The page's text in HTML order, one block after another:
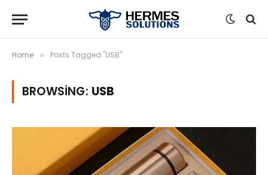
Home » Posts Tagged "USB"
BROWSING: USB